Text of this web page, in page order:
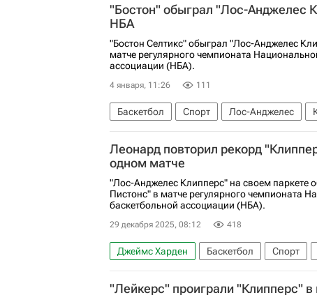
"Бостон" обыграл "Лос-Анджелес
НБА
"Бостон Селтикс" обыграл "Лос-Анджелес
матче регулярного чемпионата
ассоциации (НБА).
4 января, 11:26 111
Баскетбол Спорт Лос-Анджелес
Леонард повторил рекорд
одном матче
"Лос-Анджелес Клипперс" на своем паркете
Пистонс" в матче регулярного чемпионата
баскетбольной ассоциации (НБА).
29 декабря 2025, 08:12 418
Джеймс Харден Баскетбол Спорт
Лос-Анджелес Клипперс
Детройт
"Лейкерс" проиграли "Клипперс"